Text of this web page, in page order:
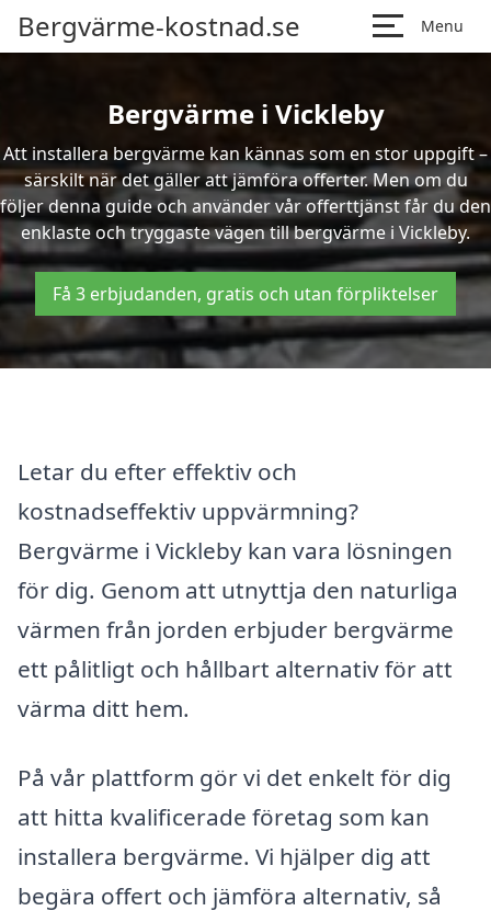
Bergvärme-kostnad.se Menu
Bergvärme i Vickleby
Att installera bergvärme kan kännas som en stor uppgift –
särskilt när det gäller att jämföra offerter. Men om du
följer denna guide och använder vår offerttjänst får du den
enklaste och tryggaste vägen till bergvärme i Vickleby.
Få 3 erbjudanden, gratis och utan förpliktelser
Letar du efter effektiv och
kostnadseffektiv uppvärmning?
Bergvärme i Vickleby kan vara lösningen
för dig. Genom att utnyttja den naturliga
värmen från jorden erbjuder bergvärme
ett pålitligt och hållbart alternativ för att
värma ditt hem.
På vår plattform gör vi det enkelt för dig
att hitta kvalificerade företag som kan
installera bergvärme. Vi hjälper dig att
begära offert och jämföra alternativ, så